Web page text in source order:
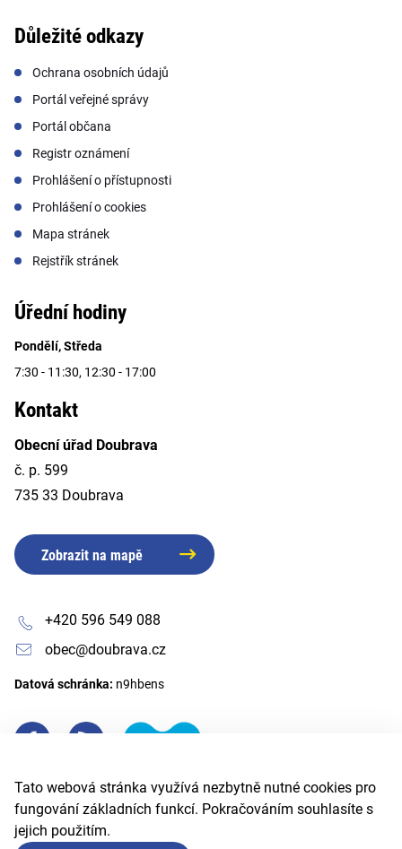
Tato webová stránka využívá nezbytně nutné cookies pro
fungování základních funkcí. Pokračováním souhlasíte s
jejich použitím.
Důležité odkazy
Ochrana osobních údajů
Portál veřejné správy
Portál občana
Registr oznámení
Prohlášení o přístupnosti
Prohlášení o cookies
Mapa stránek
Rejstřík stránek
Úřední hodiny
Pondělí, Středa
7:30 - 11:30, 12:30 - 17:00
Kontakt
Obecní úřad Doubrava
č. p. 599
735 33 Doubrava
Zobrazit na mapě
+420 596 549 088
obec@doubrava.cz
Datová schránka: n9hbens